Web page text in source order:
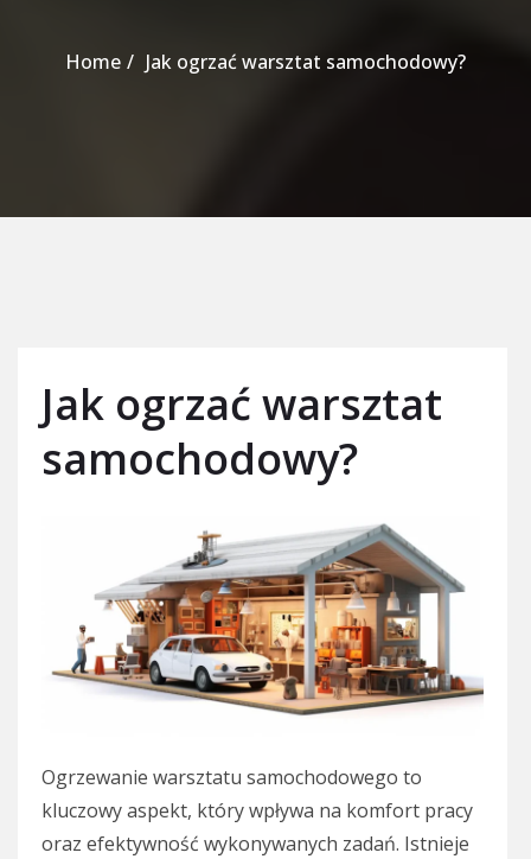
Home Jak ogrzać warsztat samochodowy?
Jak ogrzać warsztat
samochodowy?
Ogrzewanie warsztatu samochodowego to
kluczowy aspekt, który wpływa na komfort pracy
oraz efektywność wykonywanych zadań. Istnieje